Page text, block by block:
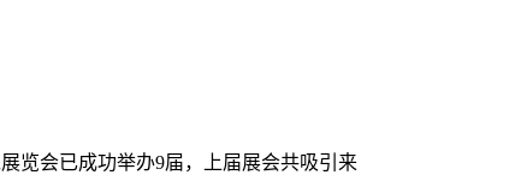
览会已成功举办9届，上届展会共吸引来